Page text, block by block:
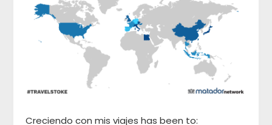
Creciendo con mis viajes has been to: